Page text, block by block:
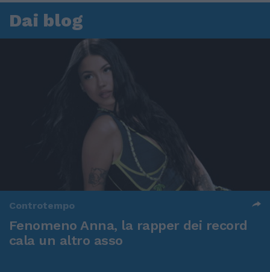
Dai blog
Controtempo
Fenomeno Anna, la rapper dei record
cala un altro asso